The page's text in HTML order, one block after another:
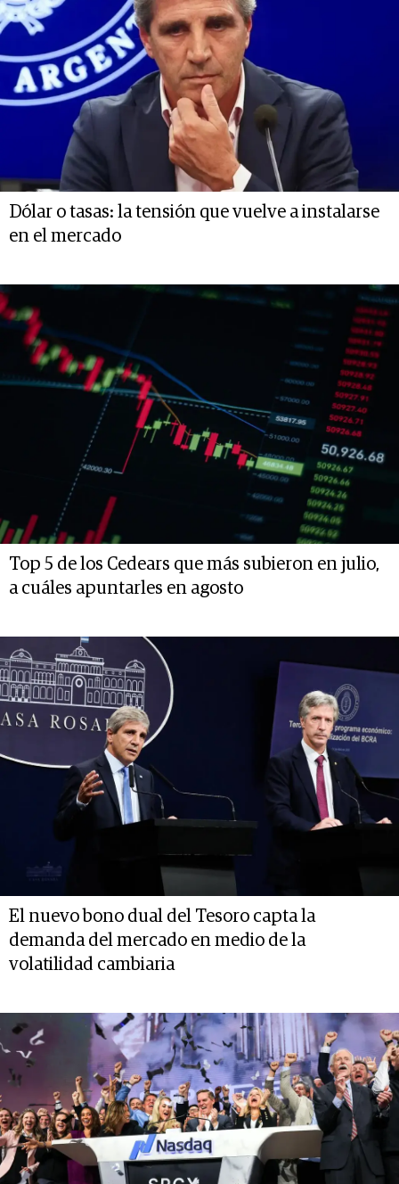
Dólar o tasas: la tensión que vuelve a instalarse
en el mercado
Top 5 de los Cedears que más subieron en julio,
a cuáles apuntarles en agosto
El nuevo bono dual del Tesoro capta la
demanda del mercado en medio de la
volatilidad cambiaria